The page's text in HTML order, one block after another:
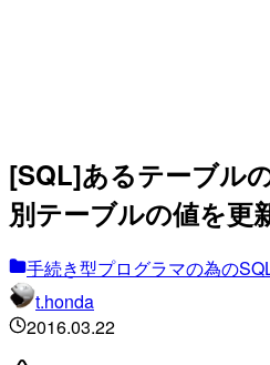
[SQL]あるテーブル
別テーブルの値を更
手続き型プログラマの為の
t.honda
2016.03.22